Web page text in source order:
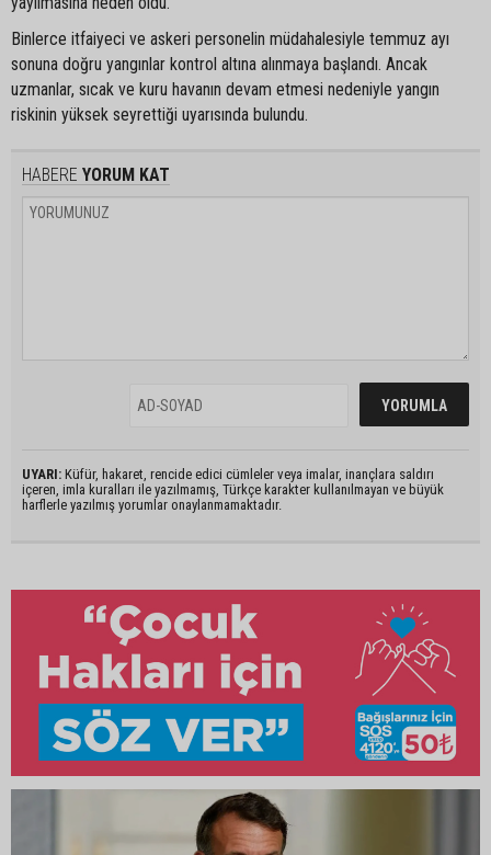
Binlerce itfaiyeci ve askeri personelin müdahalesiyle temmuz ayı
sonuna doğru yangınlar kontrol altına alınmaya başlandı. Ancak
uzmanlar, sıcak ve kuru havanın devam etmesi nedeniyle yangın
riskinin yüksek seyrettiği uyarısında bulundu.
HABERE YORUM KAT
UYARI: Küfür, hakaret, rencide edici cümleler veya imalar, inançlara saldırı
içeren, imla kuralları ile yazılmamış, Türkçe karakter kullanılmayan ve büyük
harflerle yazılmış yorumlar onaylanmamaktadır.